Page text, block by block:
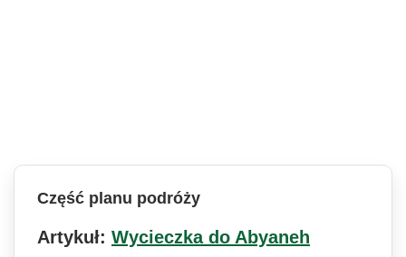
Część planu podróży
Artykuł: Wycieczka do Abyaneh